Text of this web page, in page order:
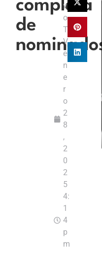
completa
de
nominados
v
o
T
V
e
n
e
r
o
2
8
,
2
0
2
5
4:
1
4
p
m